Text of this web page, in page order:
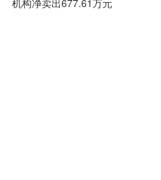
机构净卖出677.61万元